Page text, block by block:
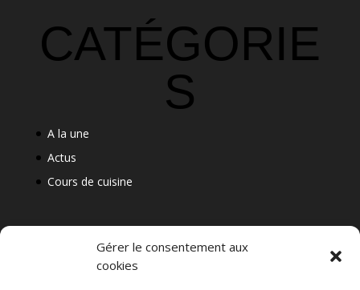
Gérer le consentement aux
cookies
CATÉGORIE
S
A la une
Actus
Cours de cuisine